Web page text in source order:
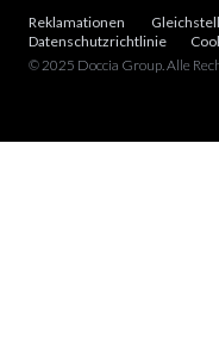
Reklamationen
Datenschutzrichtlinie
© 2025 Doccia Group. Alle